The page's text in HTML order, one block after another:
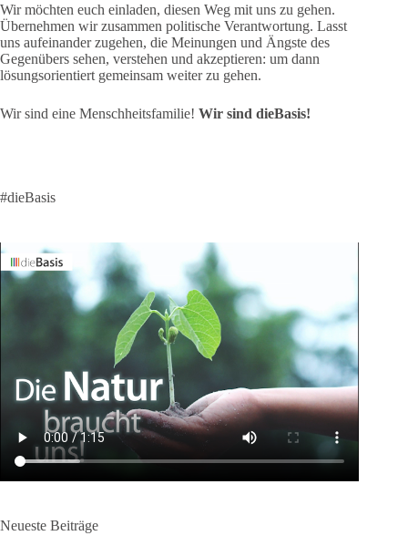
Wir möchten euch einladen, diesen Weg mit uns zu gehen.
Übernehmen wir zusammen politische Verantwortung. Lasst
uns aufeinander zugehen, die Meinungen und Ängste des
Gegenübers sehen, verstehen und akzeptieren: um dann
lösungsorientiert gemeinsam weiter zu gehen.
Wir sind eine Menschheitsfamilie! Wir sind dieBasis!
#dieBasis
Neueste Beiträge